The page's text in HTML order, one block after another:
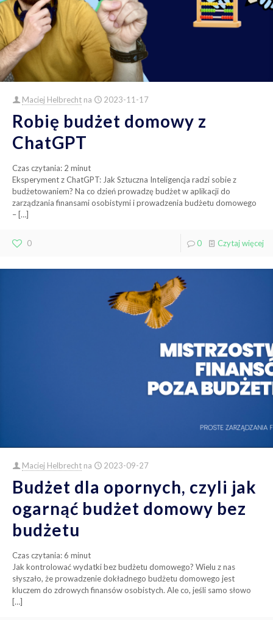
Maciej Helbrecht na 2023-11-17
Robię budżet domowy z
ChatGPT
Czas czytania: 2 minut
Eksperyment z ChatGPT: Jak Sztuczna Inteligencja radzi sobie z
budżetowaniem? Na co dzień prowadzę budżet w aplikacji do
zarządzania finansami osobistymi i prowadzenia budżetu domowego
– […]
0 0 Czytaj więcej
Maciej Helbrecht na 2023-09-27
Budżet dla opornych, czyli jak
ogarnąć budżet domowy bez
budżetu
Czas czytania:6 minut
Jak kontrolować wydatki bez budżetu domowego? Wielu z nas
słyszało, że prowadzenie dokładnego budżetu domowego jest
kluczem do zdrowych finansów osobistych. Ale co, jeśli samo słowo
[…]